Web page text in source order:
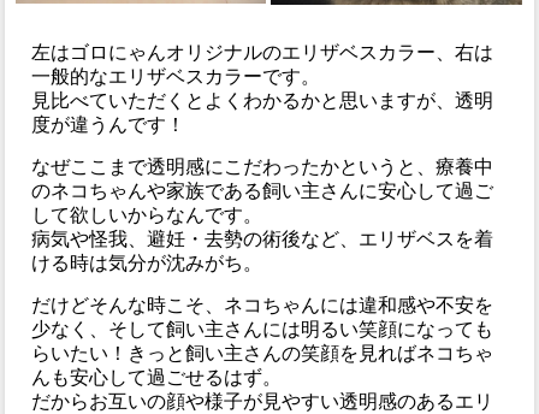
左はゴロにゃんオリジナルのエリザベスカラー、右は
一般的なエリザベスカラーです。
見比べていただくとよくわかるかと思いますが、透明
度が違うんです！
なぜここまで透明感にこだわったかというと、療養中
のネコちゃんや家族である飼い主さんに安心して過ご
して欲しいからなんです。
病気や怪我、避妊・去勢の術後など、エリザベスを着
ける時は気分が沈みがち。
だけどそんな時こそ、ネコちゃんには違和感や不安を
少なく、そして飼い主さんには明るい笑顔になっても
らいたい！きっと飼い主さんの笑顔を見ればネコちゃ
んも安心して過ごせるはず。
だからお互いの顔や様子が見やすい透明感のあるエリ